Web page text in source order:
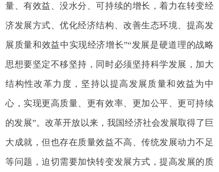
量、有效益、没水分、可持续的增长，着力在转变经
济发展方式、优化经济结构、改善生态环境、提高发
展质量和效益中实现经济增长”“发展是硬道理的战略
思想要坚定不移坚持，同时必须坚持科学发展，加大
结构性改革力度，坚持以提高发展质量和效益为中
心，实现更高质量、更有效率、更加公平、更可持续
的发展”。改革开放以来，我国经济社会发展取得了巨
大成就，但也存在质量效益不高、传统发展动力不足
等问题，迫切需要加快转变发展方式，提高发展的质